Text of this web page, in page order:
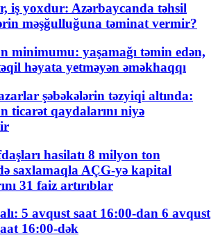
iş yoxdur: Azərbaycanda təhsil
məşğulluğuna təminat vermir?
minimumu: yaşamağı təmin edən,
həyata yetməyən əməkhaqqı
şəbəkələrin təzyiqi altında:
ticarət qaydalarını niyə
hasilatı 8 milyon ton
saxlamaqla AÇG-yə kapital
31 faiz artırıblar
5 avqust saat 16:00-dan 6 avqust
16:00-dək